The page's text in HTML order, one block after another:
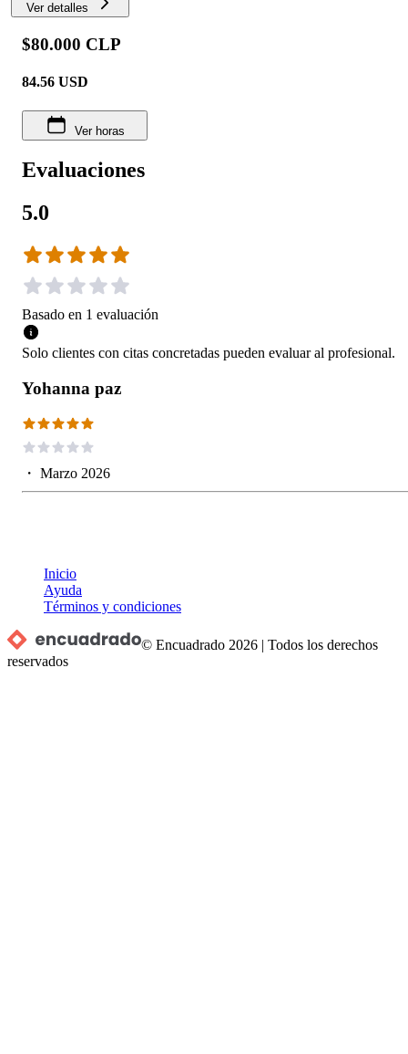
Ver detalles
$80.000 CLP
84.56 USD
Ver horas
Evaluaciones
5.0
Basado en 1 evaluación
Solo clientes con citas concretadas pueden evaluar al profesional.
Yohanna paz
・ Marzo 2026
Inicio
Ayuda
Términos y condiciones
© Encuadrado 2026 |Todos los derechos
reservados